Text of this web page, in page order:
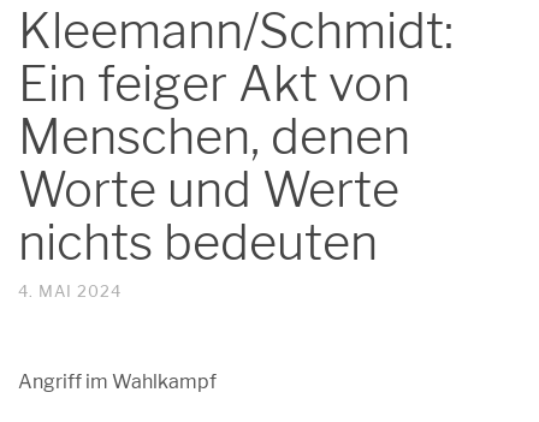
Kleemann/Schmidt:
Ein feiger Akt von
Menschen, denen
Worte und Werte
nichts bedeuten
4. MAI 2024
Angriff im Wahlkampf